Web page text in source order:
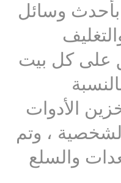
بأحدث وسائل
على كل بيت
الأدوات
، وتم
والسلع